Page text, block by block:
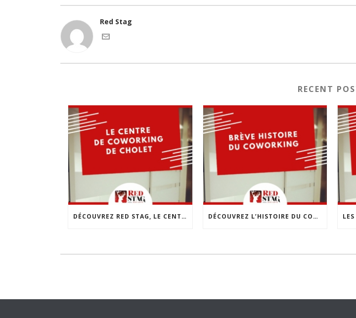
Red Stag
RECENT
DÉCOUVREZ RED STAG, LE CENTRE DE COWORKING DE CHOLET DÉCOUVREZ L’HISTOIRE DU COWORKING : UNE RÉVOLUTION DANS LE MONDE DU TRAVAIL